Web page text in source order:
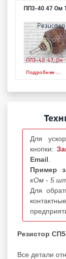
ПП3-40 47 Ом
Подробнее ...
Для
кнопки:
Email
Пример
кОм - 5
Для
Резистор
Все детали